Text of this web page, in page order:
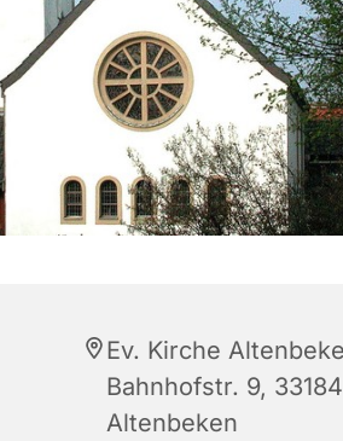
Ev. Kirche
Bahnhofstr. 9, 33184
Altenbeken